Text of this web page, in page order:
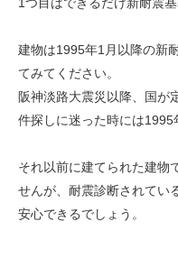
建物は1995年1月以降の新
てみてください。
阪神淡路大震災以降、国が
件探しに迷った時には1995
それ以前に建てられた建物
せんが、耐震診断されてい
安心できるでしょう。